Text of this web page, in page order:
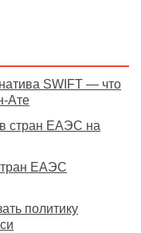
SWIFT — что
Ате
стран ЕАЭС на
ЕАЭС
политику